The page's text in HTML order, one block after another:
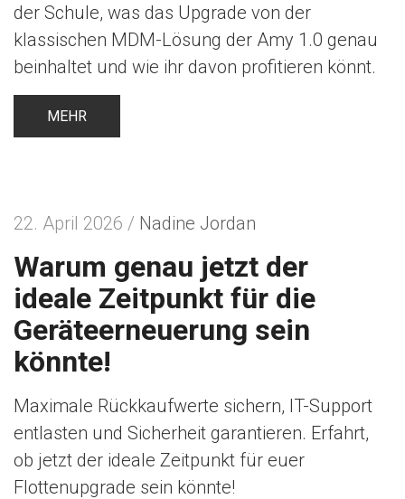
der Schule, was das Upgrade von der
klassischen MDM-Lösung der Amy 1.0 genau
beinhaltet und wie ihr davon profitieren könnt.
MEHR
22. April 2026 / Nadine Jordan
Warum genau jetzt der
ideale Zeitpunkt für die
Geräteerneuerung sein
könnte!
Maximale Rückkaufwerte sichern, IT-Support
entlasten und Sicherheit garantieren. Erfahrt,
ob jetzt der ideale Zeitpunkt für euer
Flottenupgrade sein könnte!